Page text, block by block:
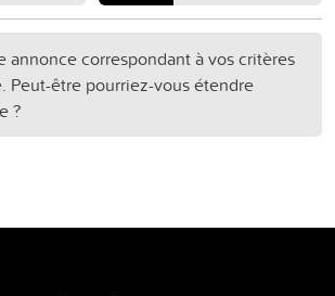
annonce correspondant à vos critères
Peut-être pourriez-vous étendre
?